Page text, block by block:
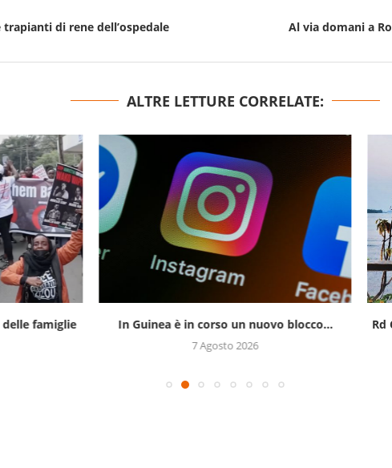
di rene dell’ospedale
Al via domani a
ALTRE LETTURE CORRELATE:
famiglie
In Guinea è in corso un nuovo blocco...
7 Agosto 2026
Rd